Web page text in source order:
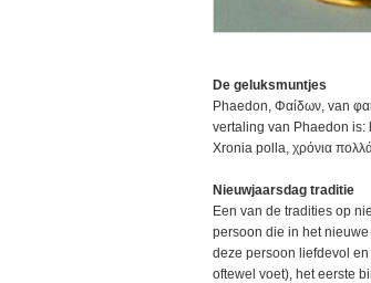
De geluksmuntjes
Phaedon, Φαίδων, van
vertaling van Phaedon is:
Xronia polla, χρόνια
Nieuwjaarsdag traditie
Een van de tradities op
persoon die in het
deze persoon liefdevol
oftewel voet), het eerste